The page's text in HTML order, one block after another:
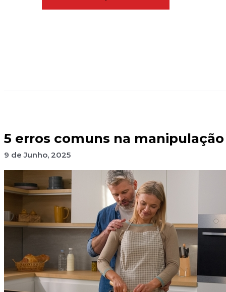
5 erros comuns na
9 de Junho, 2025